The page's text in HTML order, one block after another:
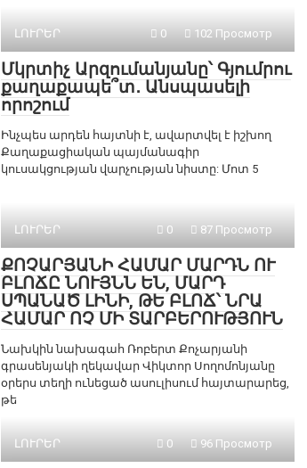
ԼՈՒՐԵՐ 0 102 Просмотр
Մկրտիչ Արզումանյանը՝ Գյումրու
քաղաքապե՞տ․ Անսպասելի
որոշում
Ինչպես արդեն հայտնի է, ավարտվել է իշխող
Քաղաքացիական պայմանագիր
կուսակցության վարչության նիստը: Մոտ 5
ԼՈՒՐԵՐ 0 87 Просмотр
ՔՈՉԱՐՅԱՆԻ ՀԱՄԱՐ ՄԱՐԴՆ ՈՒ
ԲԼՈՃԸ ՆՈՒՅՆՆ ԵՆ, ՄԱՐԴ
ՍՊԱՆԱԾ ԼԻՆԻ, ԹԵ ԲԼՈՃ՝ ՆՐԱ
ՀԱՄԱՐ ՈՉ ՄԻ ՏԱՐԲԵՐՈՒԹՅՈՒՆ
Նախկին նախագահ Ռոբերտ Քոչարյանի
գրասենյակի ղեկավար Վիկտոր Սողոմոնյանը
օրերս տեղի ունեցած ասուլիսում հայտարարեց,
թե
ԼՈՒՐԵՐ 0 96 Просмотр